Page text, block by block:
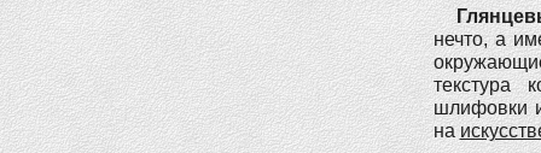
нечто, а
текстура
шлифовки
на